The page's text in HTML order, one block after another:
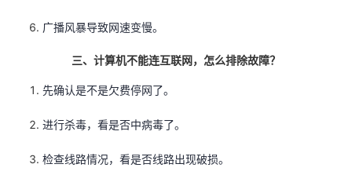
藏
广播风暴导致网速变慢。
三、计算机不能连互联网，怎么排除故障？
先确认是不是欠费停网了。
进行杀毒，看是否中病毒了。
检查线路情况，看是否线路出现破损。